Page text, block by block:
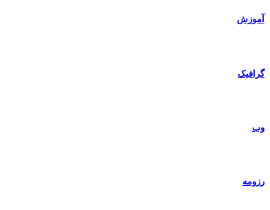
آموزش
گرافیک
وب
رزومه